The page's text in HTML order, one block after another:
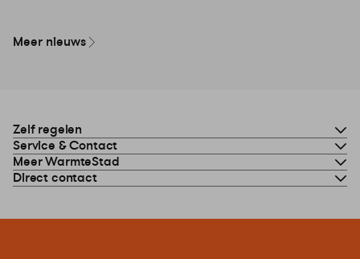
Meer nieuws
Zelf regelen
Service & Contact
Meer WarmteStad
Direct contact